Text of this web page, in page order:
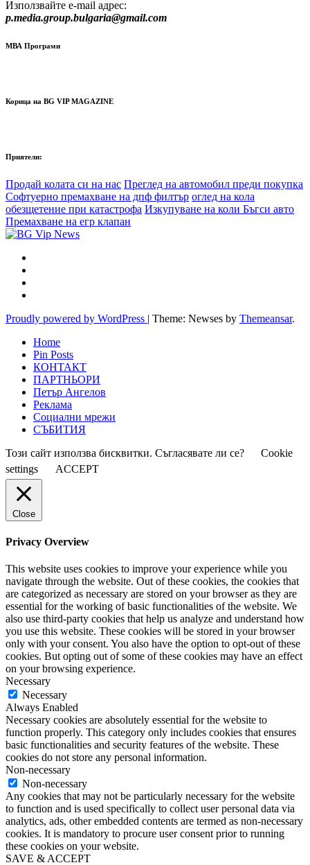
Използвайте e-mail адрес:
p.media.group.bulgaria@gmail.com
МВА Програми
Корица на BG VIP MAGAZINE
Приятели:
Продай колата си на нас Преглед на автомобил преди покупка
Софтуерно премахване на дпф филтър оглед на кола
обезщетение при катастрофа Изкупуване на коли Бъгси авто
Премахване на егр клапан
Proudly powered by WordPress | Theme: Newses by Themeansar.
Home
Pin Posts
КОНТАКТ
ПАРТНЬОРИ
Петър Ангелов
Реклама
Социални мрежи
СЪБИТИЯ
Този сайт използва бисквитки. Съгласявате ли се?
Cookie
settings
ACCEPT
Close
Privacy Overview
This website uses cookies to improve your experience while you
navigate through the website. Out of these cookies, the cookies that
are categorized as necessary are stored on your browser as they are
essential for the working of basic functionalities of the website. We
also use third-party cookies that help us analyze and understand how
you use this website. These cookies will be stored in your browser
only with your consent. You also have the option to opt-out of these
cookies. But opting out of some of these cookies may have an effect
on your browsing experience.
Necessary
Necessary
Always Enabled
Necessary cookies are absolutely essential for the website to
function properly. This category only includes cookies that ensures
basic functionalities and security features of the website. These
cookies do not store any personal information.
Non-necessary
Non-necessary
Any cookies that may not be particularly necessary for the website
to function and is used specifically to collect user personal data via
analytics, ads, other embedded contents are termed as non-necessary
cookies. It is mandatory to procure user consent prior to running
these cookies on your website.
SAVE & ACCEPT